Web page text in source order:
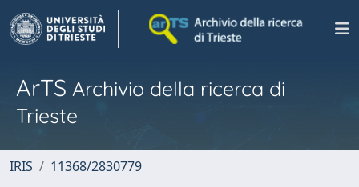
ArTS Archivio della ricerca di
Trieste
IRIS 11368/2830779